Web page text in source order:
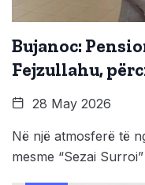
Bujanoc:
Fejzullahu,
28 May 2026
Në një atmosferë të
mesme “Sezai